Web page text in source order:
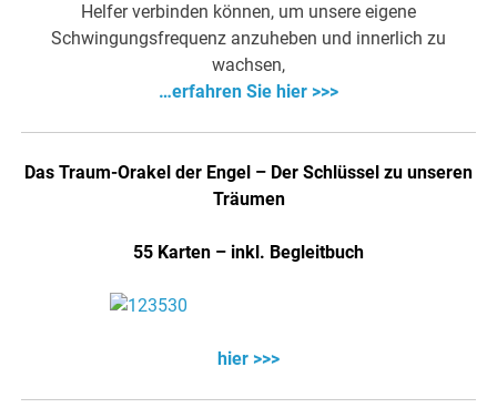
Helfer verbinden können, um unsere eigene
Schwingungsfrequenz anzuheben und innerlich zu
wachsen,
…erfahren Sie hier >>>
Das Traum-Orakel der Engel – Der Schlüssel zu unseren
Träumen
55 Karten – inkl. Begleitbuch
hier >>>